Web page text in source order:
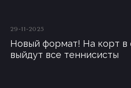
29-11-2025
Новый формат! На корт в
выйдут все теннисисты